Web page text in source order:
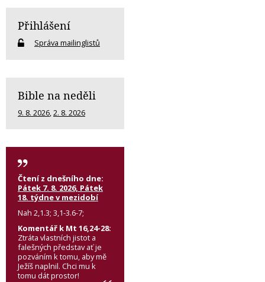
Přihlášení
Správa mailinglistů
Bible na neděli
9. 8. 2026,2. 8. 2026
Čtení z dnešního dne:
Pátek 7. 8. 2026, Pátek
18. týdne v mezidobí
Nah 2,1.3; 3,1-3.6-7;
Komentář k Mt 16,24-28:
Ztráta vlastních jistot a
falešných představ ať je
pozváním k tomu, aby mě
Ježíš naplnil. Chci mu k
tomu dát prostor!